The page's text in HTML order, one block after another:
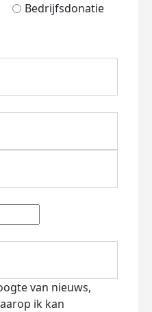
Bedrijfsdonatie
van nieuws,
ik kan